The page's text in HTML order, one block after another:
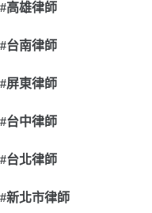
#高雄律師
#台南律師
#屏東律師
#台中律師
#台北律師
#新北市律師